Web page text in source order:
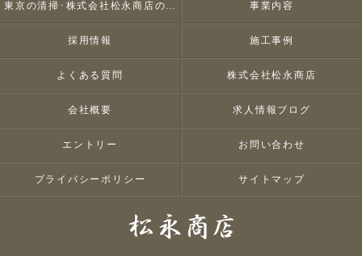
東京の清掃･株式会社松永商店のお客様の声 事業内容
採用情報 施工事例
よくある質問 株式会社松永商店
会社概要 求人情報ブログ
エントリー お問い合わせ
プライバシーポリシー サイトマップ